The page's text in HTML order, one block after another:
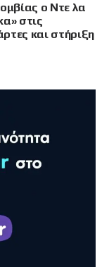
ο Ντε λα
στις
και στήριξη